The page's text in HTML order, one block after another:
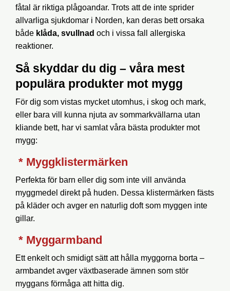
fåtal är riktiga plågoandar. Trots att de inte sprider
allvarliga sjukdomar i Norden, kan deras bett orsaka
både klåda, svullnad och i vissa fall allergiska
reaktioner.
Så skyddar du dig – våra mest
populära produkter mot mygg
För dig som vistas mycket utomhus, i skog och mark,
eller bara vill kunna njuta av sommarkvällarna utan
kliande bett, har vi samlat våra bästa produkter mot
mygg:
* Myggklistermärken
Perfekta för barn eller dig som inte vill använda
myggmedel direkt på huden. Dessa klistermärken fästs
på kläder och avger en naturlig doft som myggen inte
gillar.
* Myggarmband
Ett enkelt och smidigt sätt att hålla myggorna borta –
armbandet avger växtbaserade ämnen som stör
myggans förmåga att hitta dig.